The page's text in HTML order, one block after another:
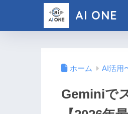
AI ONE
ホーム AI活用
Geminiで